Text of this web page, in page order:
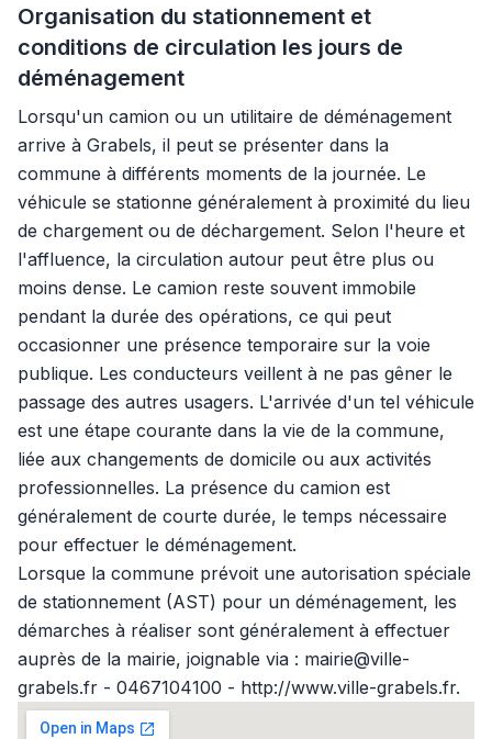
Organisation du stationnement et
conditions de circulation les jours de
déménagement
Lorsqu'un camion ou un utilitaire de déménagement
arrive à Grabels, il peut se présenter dans la
commune à différents moments de la journée. Le
véhicule se stationne généralement à proximité du lieu
de chargement ou de déchargement. Selon l'heure et
l'affluence, la circulation autour peut être plus ou
moins dense. Le camion reste souvent immobile
pendant la durée des opérations, ce qui peut
occasionner une présence temporaire sur la voie
publique. Les conducteurs veillent à ne pas gêner le
passage des autres usagers. L'arrivée d'un tel véhicule
est une étape courante dans la vie de la commune,
liée aux changements de domicile ou aux activités
professionnelles. La présence du camion est
généralement de courte durée, le temps nécessaire
pour effectuer le déménagement.
Lorsque la commune prévoit une autorisation spéciale
de stationnement (AST) pour un déménagement, les
démarches à réaliser sont généralement à effectuer
auprès de la mairie, joignable via : mairie@ville-
grabels.fr - 0467104100 - http://www.ville-grabels.fr.